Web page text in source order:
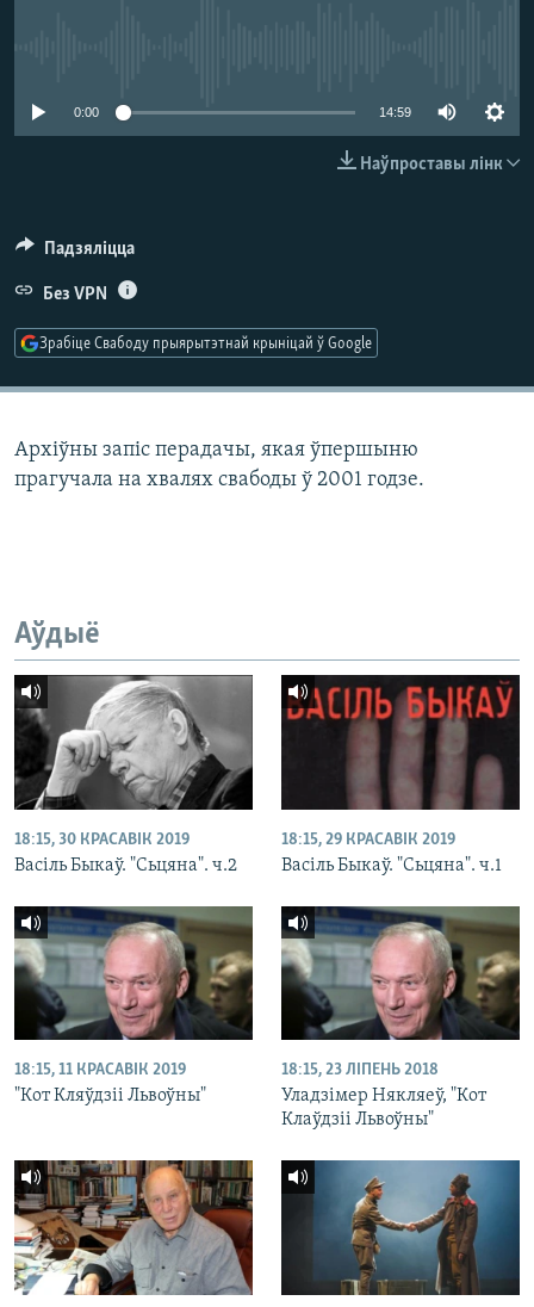
0:00 14:59
Наўпроставы лінк
Падзяліцца
Без VPN
Зрабіце Свабоду прыярытэтнай крыніцай ў Google
Архіўны запіс перадачы, якая ўпершыню
прагучала на хвалях свабоды ў 2001 годзе.
Аўдыё
18:15, 30 КРАСАВІК 2019
Васіль Быкаў. "Сьцяна". ч.2
18:15, 29 КРАСАВІК 2019
Васіль Быкаў. "Сьцяна". ч.1
18:15, 11 КРАСАВІК 2019
"Кот Кляўдзіі Львоўны"
18:15, 23 ЛІПЕНЬ 2018
Уладзімер Някляеў, "Кот
Клаўдзіі Львоўны"